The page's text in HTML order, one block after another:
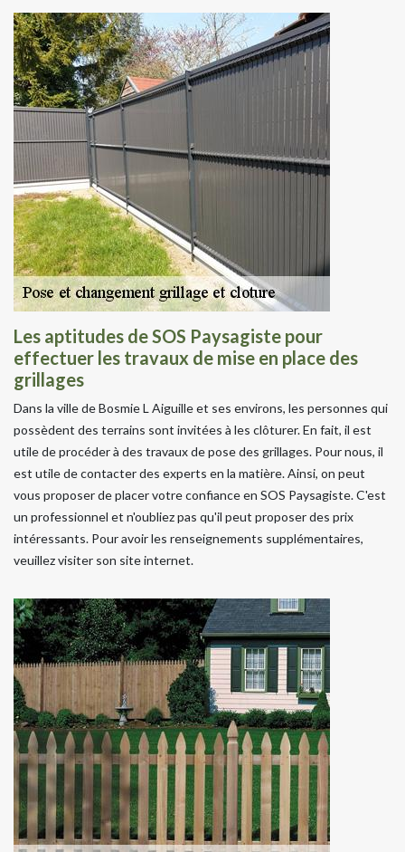
Les aptitudes de SOS Paysagiste pour
effectuer les travaux de mise en place des
grillages
Dans la ville de Bosmie L Aiguille et ses environs, les personnes qui
possèdent des terrains sont invitées à les clôturer. En fait, il est
utile de procéder à des travaux de pose des grillages. Pour nous, il
est utile de contacter des experts en la matière. Ainsi, on peut
vous proposer de placer votre confiance en SOS Paysagiste. C'est
un professionnel et n'oubliez pas qu'il peut proposer des prix
intéressants. Pour avoir les renseignements supplémentaires,
veuillez visiter son site internet.